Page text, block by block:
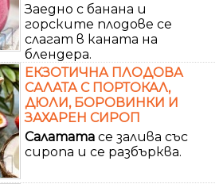
Заедно с банана и
горските плодове се
слагат в каната на
блендера.
ЕКЗОТИЧНА ПЛОДОВА
САЛАТА С ПОРТОКАЛ,
ДЮЛИ, БОРОВИНКИ И
ЗАХАРЕН СИРОП
Салатата се залива със
сиропа и се разбърква.